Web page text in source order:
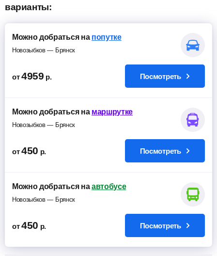
варианты:
Можно добраться на попутке
Новозыбков — Брянск
от4959 р. Посмотреть
Можно добраться на маршрутке
Новозыбков — Брянск
от450 р. Посмотреть
Можно добраться наавтобусе
Новозыбков — Брянск
от450 р. Посмотреть